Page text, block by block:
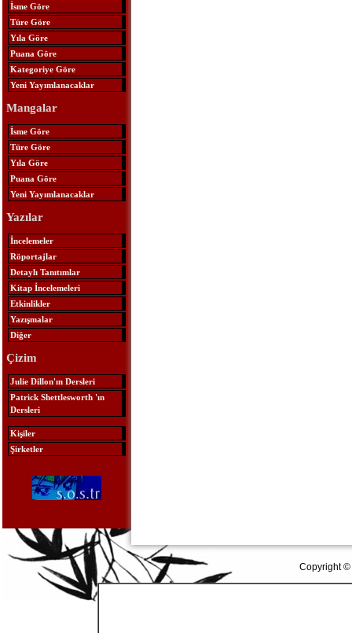
İsme Göre
Türe Göre
Yıla Göre
Puana Göre
Kategoriye Göre
Yeni Yayımlanacaklar
Mangalar
İsme Göre
Türe Göre
Yıla Göre
Puana Göre
Yeni Yayımlanacaklar
Yazılar
İncelemeler
Röportajlar
Detaylı Tanıtımlar
Kitap İncelemeleri
Etkinlikler
Yazışmalar
Diğer
Çizim
Julie Dillon'ın Dersleri
Patrick Shettlesworth 'ın
Dersleri
Kişiler
Şirketler
Copyright ©